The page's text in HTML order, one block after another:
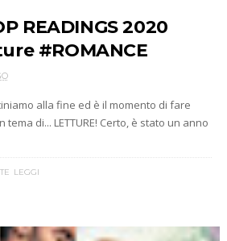
READINGS 2020
#ROMANCE
alla fine ed è il momento di fare
di... LETTURE! Certo, è stato un anno
LEGGI